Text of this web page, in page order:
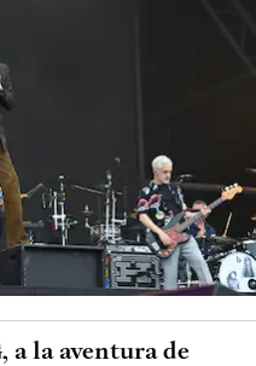
a la aventura de